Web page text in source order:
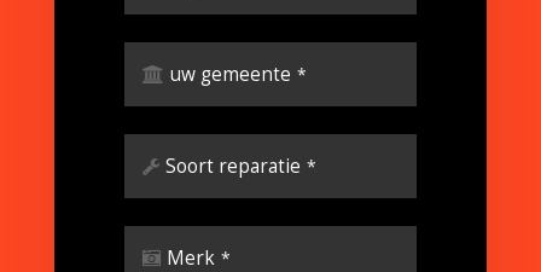
uw gemeente *
Soort reparatie *
Merk *